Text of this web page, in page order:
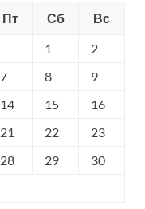
Пт Сб
Вс
1
2
7 8
9
14 15
16
21 22
23
28 29
30